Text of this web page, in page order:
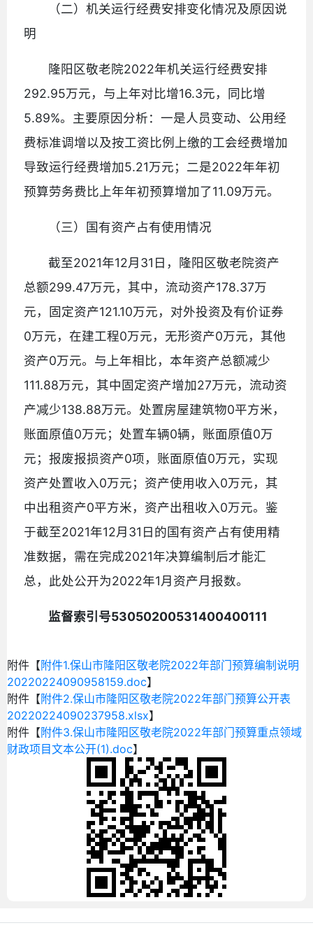
（二）机关运行经费安排变化情况及原因说
明
隆阳区敬老院2022年机关运行经费安排
292.95万元，与上年对比增16.3元，同比增
5.89%。主要原因分析：一是人员变动、公用经
费标准调增以及按工资比例上缴的工会经费增加
导致运行经费增加5.21万元；二是2022年年初
预算劳务费比上年年初预算增加了11.09万元。
（三）国有资产占有使用情况
截至2021年12月31日，隆阳区敬老院资产
总额299.47万元，其中，流动资产178.37万
元，固定资产121.10万元，对外投资及有价证券
0万元，在建工程0万元，无形资产0万元，其他
资产0万元。与上年相比，本年资产总额减少
111.88万元，其中固定资产增加27万元，流动资
产减少138.88万元。处置房屋建筑物0平方米，
账面原值0万元；处置车辆0辆，账面原值0万
元；报废报损资产0项，账面原值0万元，实现
资产处置收入0万元；资产使用收入0万元，其
中出租资产0平方米，资产出租收入0万元。鉴
于截至2021年12月31日的国有资产占有使用精
准数据，需在完成2021年决算编制后才能汇
总，此处公开为2022年1月资产月报数。
监督索引号53050200531400400111
附件【附件1.保山市隆阳区敬老院2022年部门预算编制说明
20220224090958159.doc】
附件【附件2.保山市隆阳区敬老院2022年部门预算公开表
20220224090237958.xlsx】
附件【附件3.保山市隆阳区敬老院2022年部门预算重点领域
财政项目文本公开(1).doc】